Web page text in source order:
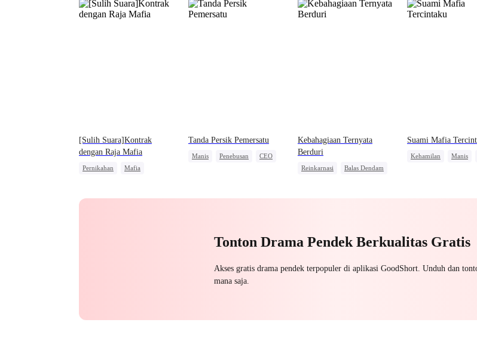
[Sulih Suara]Kontrak
dengan Raja Mafia
Pernikahan
Mafia
Tanda Persik Pemersatu
Manis Penebusan
CEO
Kebahagiaan Ternyata
Berduri
Reinkarnasi
Balas Dendam
Suami Mafia
Kehamilan Manis
Tonton Drama Pendek Berkualitas Gratis
Akses gratis drama pendek terpopuler di aplikasi GoodShort. Unduh dan
mana saja.